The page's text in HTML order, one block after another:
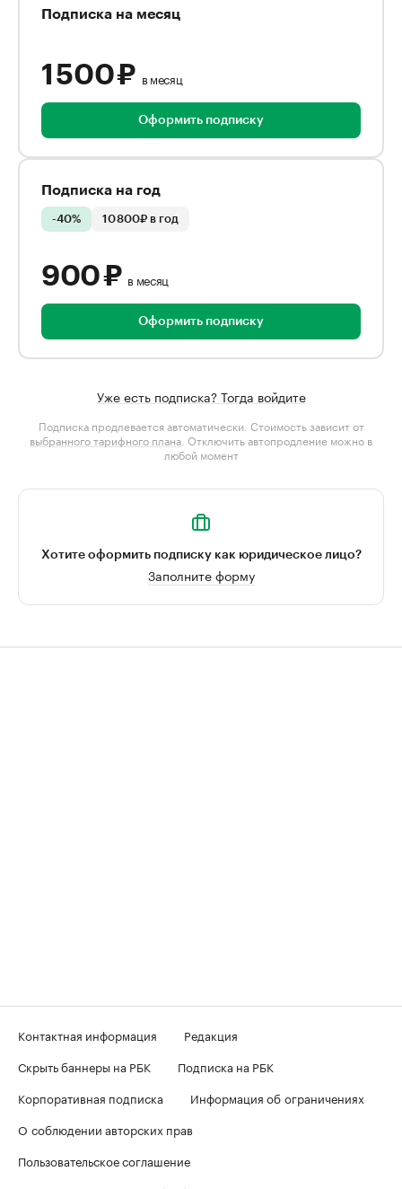
Подписка на месяц
1 500 ₽ в месяц
Оформить подписку
Подписка на год
-40% 10 800₽ в год
900 ₽ в месяц
Оформить подписку
Уже есть подписка? Тогда войдите
Подписка продлевается автоматически. Стоимость зависит от
выбранного тарифного плана . Отключить автопродление можно в
любой момент
Хотите оформить подписку как юридическое лицо?
Заполните форму
Контактная информация
Редакция
Скрыть баннеры на РБК
Подписка на РБК
Корпоративная подписка
Информация об ограничениях
О соблюдении авторских прав
Пользовательское соглашение